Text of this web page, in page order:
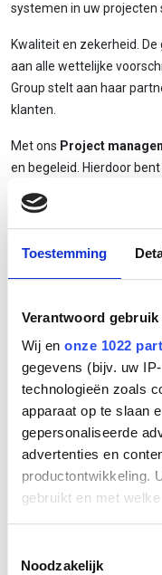
Toestemming
Verantwoord gebruik
Wij en onze 1022
gegevens (bijv. uw
technologieën zoals
apparaat op te slaan
gepersonaliseerde
advertenties en
productontwikkeling.
gebruikt en met
Informatie
Noodzakelijk
systemen in uw projecten
Kwaliteit en zekerheid.
aan alle wettelijke
Group stelt aan haar
klanten.
Met ons Project
en begeleid. Hierdoor
voor en tijdens het
makkelijk!